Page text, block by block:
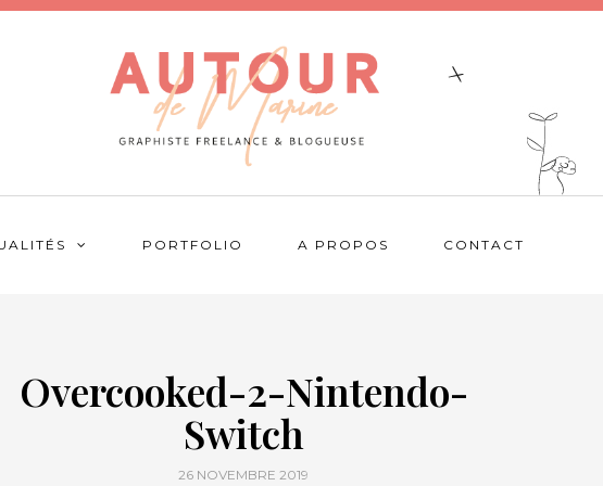
PORTFOLIO A PROPOS CONTACT
Overcooked-2-Nintendo-
Switch
26 NOVEMBRE 2019